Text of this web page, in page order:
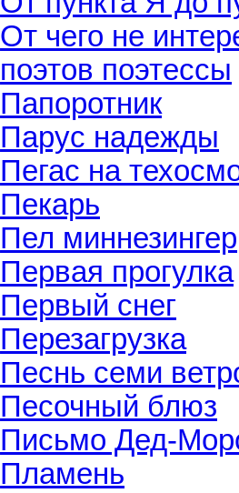
От чего не
поэтов поэтессы
Папоротник
Парус надежды
Пегас на
Пекарь
Пел миннезингер
Первая прогулка
Первый снег
Перезагрузка
Песнь семи
Песочный блюз
Письмо Дед-
Пламень